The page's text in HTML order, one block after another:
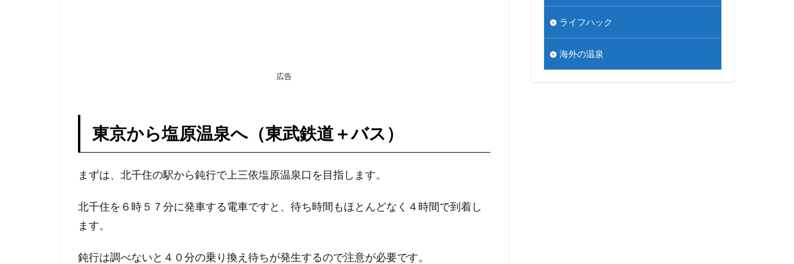
広告
東京から塩原温泉へ（東武鉄道＋バス）
まずは、北千住の駅から鈍行で上三依塩原温泉口を目指します。
北千住を６時５７分に発車する電車ですと、待ち時間もほとんどなく４時間で到着し
ます。
鈍行は調べないと４０分の乗り換え待ちが発生するので注意が必要です。
ライフハック
海外の温泉